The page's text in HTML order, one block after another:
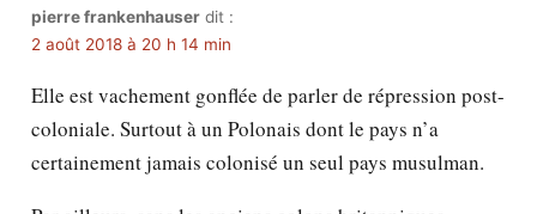
pierre frankenhauser dit :
2 août 2018 à 20 h 14 min
Elle est vachement gonflée de parler de répression post-
coloniale. Surtout à un Polonais dont le pays n’a
certainement jamais colonisé un seul pays musulman.